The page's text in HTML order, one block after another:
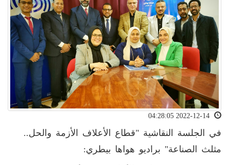
في الجلسة النقاشية "قطاع الأعلاف الأزمة والحل..
مثلث الصناعة" براديو هواها بيطري: